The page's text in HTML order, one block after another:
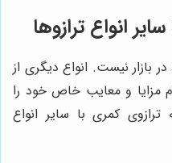
انواع ترازوها
بازار نیست. انواع دیگری از
مزایا و معایب خاص خود را
کمری با سایر انواع